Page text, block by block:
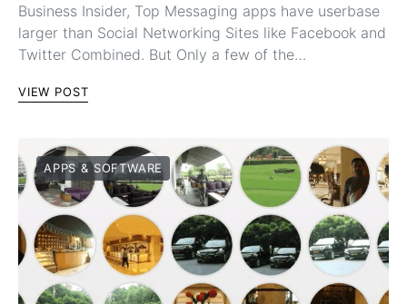
Business Insider, Top Messaging apps have userbase
larger than Social Networking Sites like Facebook and
Twitter Combined. But Only a few of the…
VIEW POST
APPS & SOFTWARE